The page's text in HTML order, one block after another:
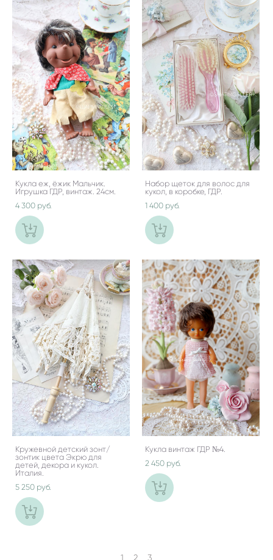
Кукла еж, ёжик Мальчик.
Игрушка ГДР, винтаж. 24см.
4 300 pуб.
Набор щеток для волос для
кукол, в коробке, ГДР.
1 400 pуб.
Кружевной детский зонт/
зонтик цвета Экрю для
детей, декора и кукол.
Италия.
5 250 pуб.
Кукла винтаж ГДР №4.
2 450 pуб.
1 2 3